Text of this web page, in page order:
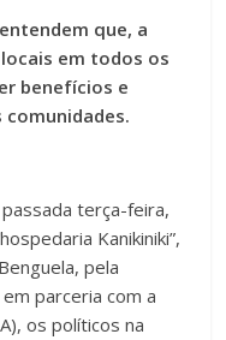
que, a
em todos os
benefícios e
terça-feira,
Kanikiniki”,
pela
parceria com a
os políticos na